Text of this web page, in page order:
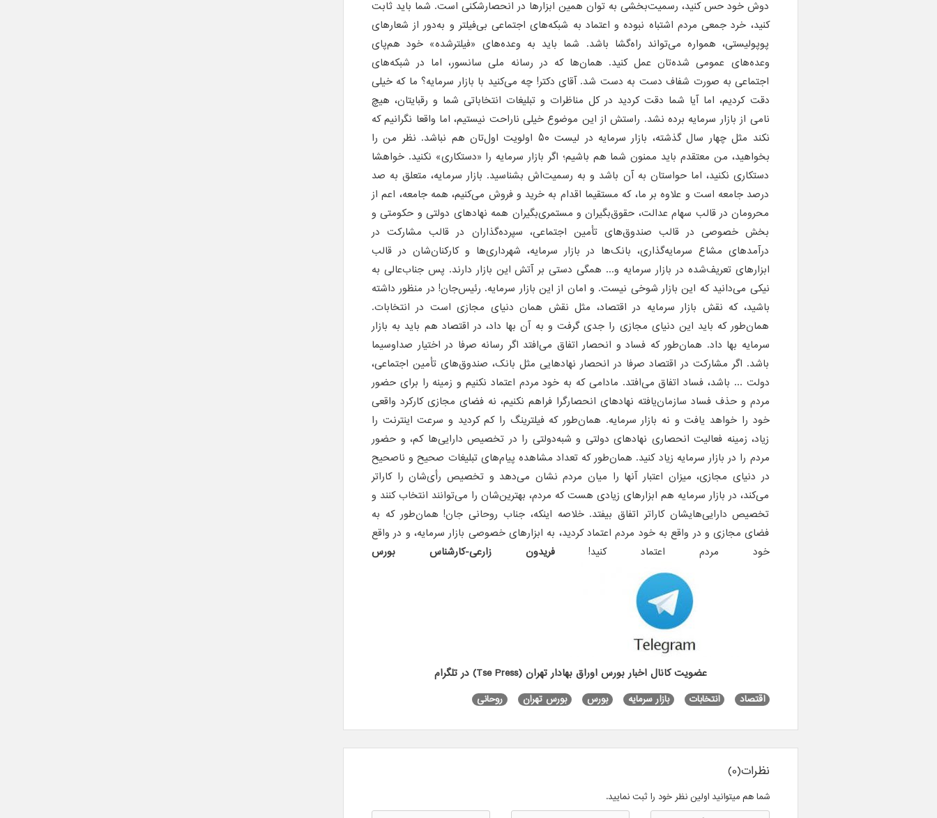
دوش خود حس کنید، رسمیت‌بخشی به توان همین ابزارها در انحصارشکنی است. شما باید ثابت
کنید، خرد جمعی مردم اشتباه نبوده و اعتماد به شبکه‌های اجتماعی بی‌فیلتر و به‌دور از شعارهای
پوپولیستی، همواره می‌تواند راه‌گشا باشد. شما باید به وعده‌های «فیلترشده» خود هم‌پای
وعده‌های عمومی شده‌تان عمل کنید. همان‌ها که در رسانه ملی سانسور، اما در شبکه‌های
اجتماعی به صورت شفاف دست به دست شد. آقای دکتر! چه می‌کنید با بازار سرمایه؟ ما که خیلی
دقت کردیم، اما آیا شما دقت کردید در کل مناظرات و تبلیغات انتخاباتی شما و رقبایتان، هیچ
نامی از بازار سرمایه برده نشد. راستش از این موضوع خیلی ناراحت نیستیم، اما واقعا نگرانیم که
نکند مثل چهار سال گذشته، بازار سرمایه در لیست ۵٠ اولویت اول‌تان هم نباشد. نظر من را
بخواهید، من معتقدم باید ممنون شما هم باشیم؛ اگر بازار سرمایه را «دستکاری» نکنید. خواهشا
دستکاری نکنید، اما حواستان به آن باشد و به رسمیت‌اش بشناسید. بازار سرمایه، متعلق به صد
درصد جامعه است و علاوه بر ما، که مستقیما اقدام به خرید و فروش می‌کنیم، همه جامعه، اعم از
محرومان در قالب سهام عدالت، حقوق‌بگیران و مستمری‌بگیران همه نهادهای دولتی و حکومتی و
بخش خصوصی در قالب صندوق‌های تأمین اجتماعی، سپرده‌گذاران در قالب مشارکت در
درآمدهای مشاع سرمایه‌گذاری، بانک‌ها در بازار سرمایه، شهرداری‌ها و کارکنان‌شان در قالب
ابزارهای تعریف‌شده در بازار سرمایه و... همگی دستی بر آتش این بازار دارند. پس جناب‌عالی به
نیکی می‌دانید که این بازار شوخی نیست. و امان از این بازار سرمایه. رئیس‌جان! در منظور داشته
باشید، که نقش بازار سرمایه در اقتصاد، مثل نقش همان دنیای مجازی است در انتخابات.
همان‌طور که باید این دنیای مجازی را جدی گرفت و به آن بها داد، در اقتصاد هم باید به بازار
سرمایه بها داد. همان‌طور که فساد و انحصار اتفاق می‌افتد اگر رسانه صرفا در اختیار صداوسیما
باشد. اگر مشارکت در اقتصاد صرفا در انحصار نهادهایی مثل بانک، صندوق‌های تأمین اجتماعی،
دولت ... باشد، فساد اتفاق می‌افتد. مادامی که به خود مردم اعتماد نکنیم و زمینه را برای حضور
مردم و حذف فساد سازمان‌یافته نهادهای انحصارگرا فراهم نکنیم، نه فضای مجازی کارکرد واقعی
خود را خواهد یافت و نه بازار سرمایه. همان‌طور که فیلترینگ را کم کردید و سرعت اینترنت را
زیاد، زمینه فعالیت انحصاری نهادهای دولتی و شبه‌دولتی را در تخصیص دارایی‌ها کم، و حضور
مردم را در بازار سرمایه زیاد کنید. همان‌طور که تعداد مشاهده پیام‌های تبلیغات صحیح و ناصحیح
در دنیای مجازی، میزان اعتبار آنها را میان مردم نشان می‌دهد و تخصیص رأی‌شان را کاراتر
می‌کند، در بازار سرمایه هم ابزارهای زیادی هست که مردم، بهترین‌شان را می‌توانند انتخاب کنند و
تخصیص دارایی‌هایشان کاراتر اتفاق بیفتد. خلاصه اینکه، جناب روحانی جان! همان‌طور که به
فضای مجازی و در واقع به خود مردم اعتماد کردید، به ابزارهای خصوصی بازار سرمایه، و در واقع
خود مردم اعتماد کنید!فریدون زارعی-کارشناس بورس
عضویت کانال اخبار بورس اوراق بهادار تهران (Tse Press) در تلگرام
اقتصاد انتخابات بازار سرمایه بورس بورس تهران روحانی
نظرات(0)
شما هم میتوانید اولین نظر خود را ثبت نمایید.